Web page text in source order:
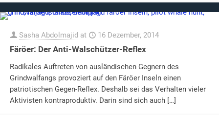
Sasha Abdolmajid at 16 Dezember, 2014
Färöer: Der Anti-Walschützer-Reflex
Radikales Auftreten von ausländischen Gegnern des
Grindwalfangs provoziert auf den Färöer Inseln einen
patriotischen Gegen-Reflex. Deshalb sei das Verhalten vieler
Aktivisten kontraproduktiv. Darin sind sich auch […]